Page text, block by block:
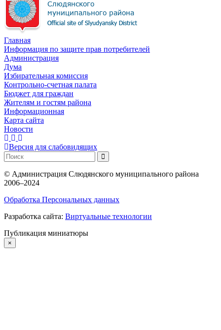
Главная
Информация по защите прав потребителей
Администрация
Дума
Избирательная комиссия
Контрольно-счетная палата
Бюджет для граждан
Жителям и гостям района
Информационная
Карта сайта
Новости
Версия для слабовидящих
© Администрация Слюдянского муниципального района
2006–2024
Обработка Персональных данных
Разработка сайта: Виртуальные технологии
Публикация миниатюры
×